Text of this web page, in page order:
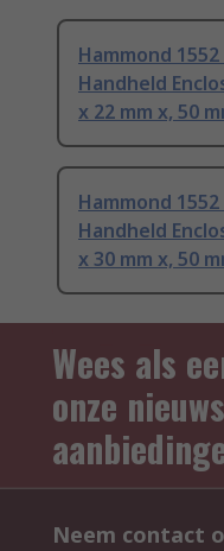
Hammond
Handheld
x 22 mm x, 50
Hammond 1552
Handheld
x 30 mm x, 50
Wees als
onze
Neem contact